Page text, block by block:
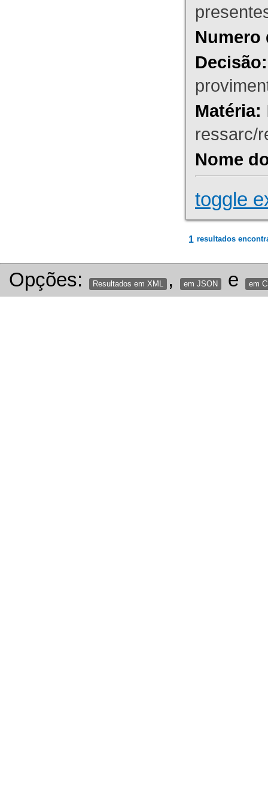
Numero
Decisão:
Matéria:
ressarc/
Nome
toggle
1 resultados
Opções: Resultados em XML , em JSON e em